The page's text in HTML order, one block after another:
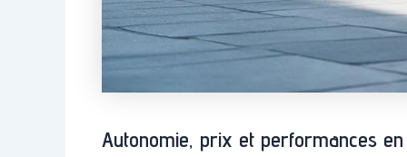
Autonomie, prix et performances